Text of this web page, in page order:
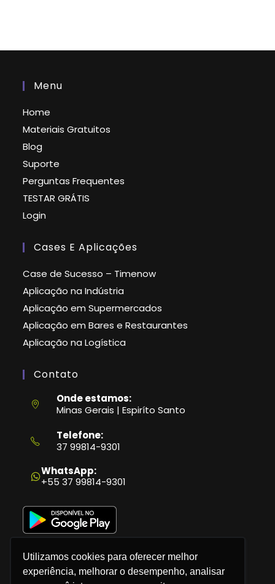
Utilizamos cookies para oferecer melhor
experiência, melhorar o desempenho, analisar
Menu
Home
Materiais Gratuitos
Blog
Suporte
Perguntas Frequentes
TESTAR GRÁTIS
Login
Cases E Aplicações
Case de Sucesso – Timenow
Aplicação na Indústria
Aplicação em Supermercados
Aplicação em Bares e Restaurantes
Aplicação na Logística
Contato
Onde estamos:
Minas Gerais | Espiríto Santo
Telefone:
37 99814-9301
em
seu
aplicativo
WhatsApp:
+55 37 99814-9301